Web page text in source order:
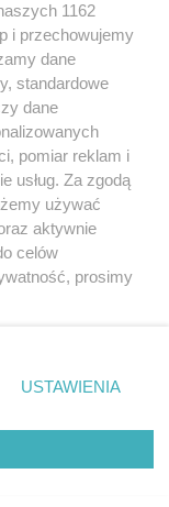
z portali
sięz nami
1162
i przechowujemy
dane
standardowe
dane
pomiar reklam i
usług. Za zgodą
używać
aktywnie
celów
prosimy
rogu strony
nie wymagają
się
USTAWIENIA